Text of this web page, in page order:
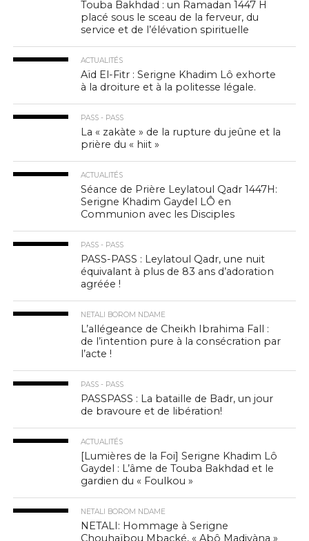
Touba Bakhdad : un Ramadan 1447 H
placé sous le sceau de la ferveur, du
service et de l’élévation spirituelle
ACTUALITÉS
Aïd El-Fitr : Serigne Khadim Lô exhorte
à la droiture et à la politesse légale.
PASS - PASS
La « zakàte » de la rupture du jeûne et la
prière du « hiit »
ACTUALITÉS
Séance de Prière Leylatoul Qadr 1447H:
Serigne Khadim Gaydel LÔ en
Communion avec les Disciples
PASS - PASS
PASS-PASS : Leylatoul Qadr, une nuit
équivalant à plus de 83 ans d’adoration
agréée !
NETALI BOROM NDAME
L’allégeance de Cheikh Ibrahima Fall :
de l’intention pure à la consécration par
l’acte !
PASS - PASS
PASSPASS : La bataille de Badr, un jour
de bravoure et de libération!
ACTUALITÉS
[Lumières de la Foi] Serigne Khadim Lô
Gaydel : L’âme de Touba Bakhdad et le
gardien du « Foulkou »
NETALI BOROM NDAME
NETALI: Hommage à Serigne
Chouhaïbou Mbacké, « Abô Madiyàna »